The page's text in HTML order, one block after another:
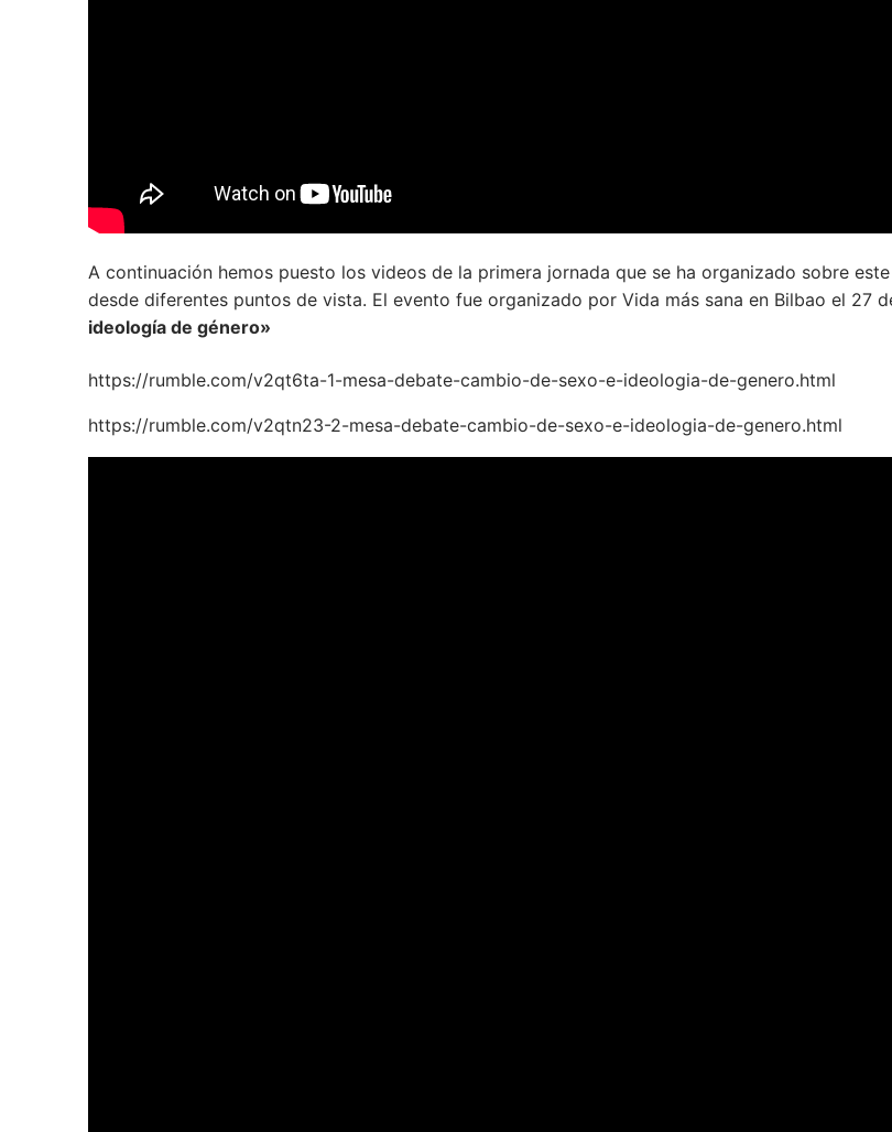
A continuación hemos puesto los videos de la primera jornada que se ha organizado sobre
desde diferentes puntos de vista. El evento fue organizado por Vida más sana en Bilbao el 27
ideología de género»
https://rumble.com/v2qt6ta-1-mesa-debate-cambio-de-sexo-e-ideologia-de-genero.html
https://rumble.com/v2qtn23-2-mesa-debate-cambio-de-sexo-e-ideologia-de-genero.html